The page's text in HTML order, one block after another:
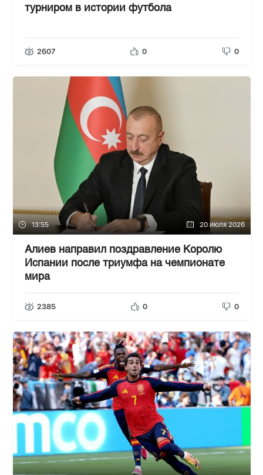
турниром в истории футбола
2607 0 0
13:55 20 июля 2026
Алиев направил поздравление Королю
Испании после триумфа на чемпионате
мира
2385 0 0